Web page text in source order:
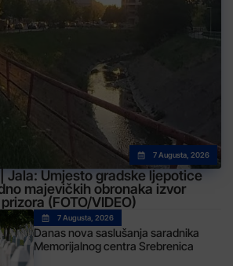
7 Augusta, 2026
Jala: Umjesto gradske ljepotice
majevičkih obronaka izvor
(FOTO/VIDEO)
7 Augusta, 2026
Danas nova saslušanja saradnika
Memorijalnog centra Srebrenica